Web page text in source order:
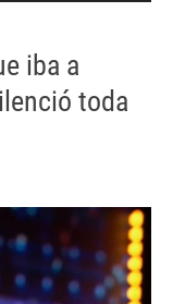
iba a
toda